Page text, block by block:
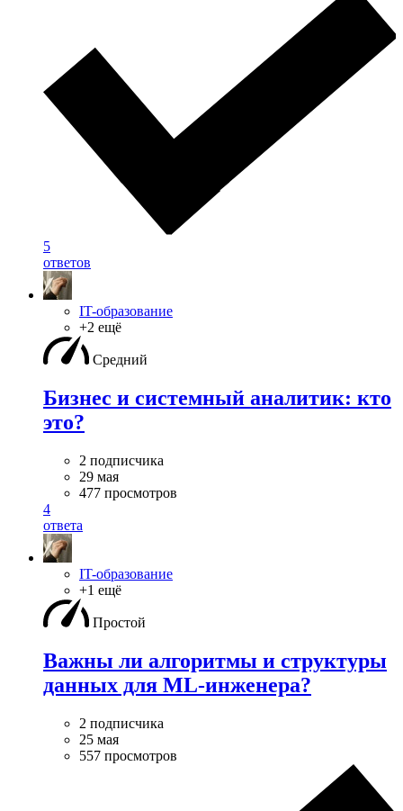
5
ответов
IT-образование
+2 ещё
Средний
Бизнес и системный аналитик: кто
это?
2 подписчика
29 мая
477 просмотров
4
ответа
IT-образование
+1 ещё
Простой
Важны ли алгоритмы и структуры
данных для ML-инженера?
2 подписчика
25 мая
557 просмотров